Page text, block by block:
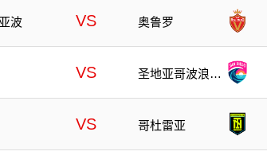
波 VS 奥鲁罗
VS
圣地亚哥波浪女
VS 哥杜雷亚